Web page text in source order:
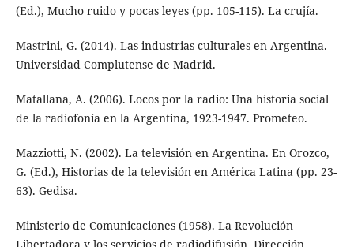
(Ed.), Mucho ruido y pocas leyes (pp. 105-115). La crujía.
Mastrini, G. (2014). Las industrias culturales en Argentina.
Universidad Complutense de Madrid.
Matallana, A. (2006). Locos por la radio: Una historia social
de la radiofonía en la Argentina, 1923-1947. Prometeo.
Mazziotti, N. (2002). La televisión en Argentina. En Orozco,
G. (Ed.), Historias de la televisión en América Latina (pp. 23-
63). Gedisa.
Ministerio de Comunicaciones (1958). La Revolución